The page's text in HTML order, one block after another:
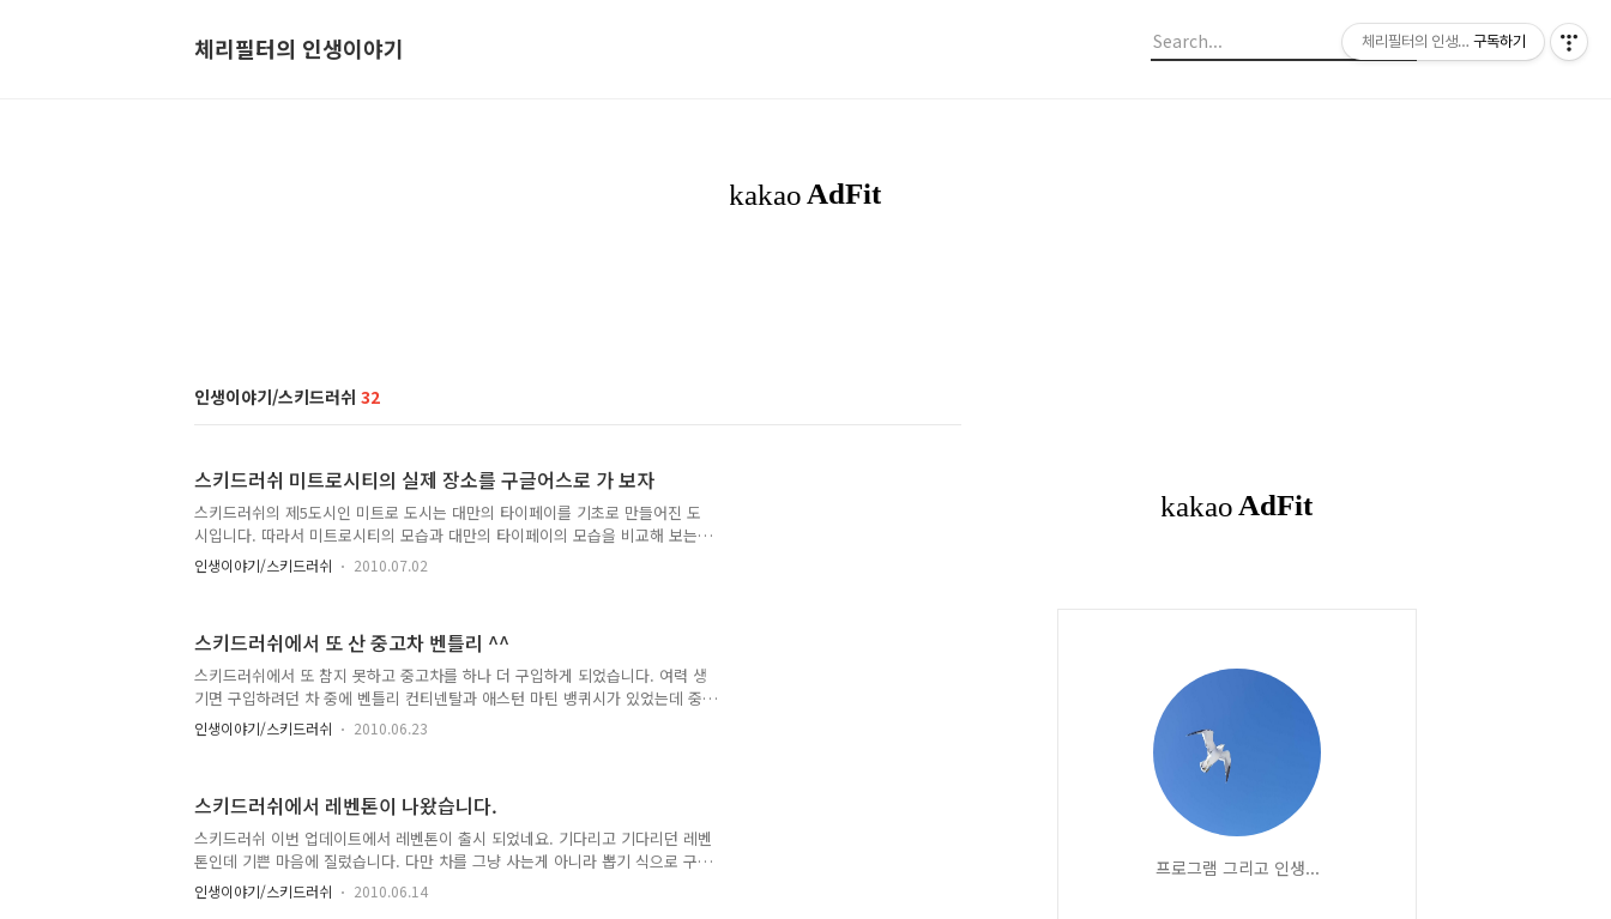
체리필터의 인생이야기
인생이야기/스키드러쉬 32
스키드러쉬 미트로시티의 실제 장소를 구글어스로 가 보자
스키드러쉬의 제5도시인 미트로 도시는 대만의 타이페이를 기초로 만들어진 도
시입니다. 따라서 미트로시티의 모습과 대만의 타이페이의 모습을 비교해 보는
것은 매우 흥미있는 일인 것 같습니다. 미트로 도시에서 찍은 스샷과 구글어스를
통해 보는 모습을 한번 비교해 보고 얼마나 정밀하게 만들어 졌는지 한번 확인해
2009/08/12 - [인생이야기/스키드러쉬] - 스키드러쉬 신도시 미트로 탐방기 - 2 1.
미트로시티 공항 (타이페이 공항) 먼저 공항입니다. 왼쪽 아래 미니맵에서 볼 수
있듯이 공항은 삼각형 부분에 위치해 있습니다. 구글 어스에..
인생이야기/스키드러쉬 2010.07.02
스키드러쉬에서 또 산 중고차 벤틀리 ^^
스키드러쉬에서 또 참지 못하고 중고차를 하나 더 구입하게 되었습니다. 여력 생
기면 구입하려던 차 중에 벤틀리 컨티넨탈과 애스턴 마틴 뱅퀴시가 있었는데 중
고차로 벤틀리가 나와서 덥썩 사게 되었네요 ^^ 그냥 몇장 스샷 찍어 봤습니다.
실제 벤틀리는 클래식한 면을 가지고 있으면서도 굉장히 고급스럽고 파워풀한
니더군요 ^^ 어째든 실제로는 타보기 힘든 차, 스키드러쉬에서라도 쉽게 탈 수
있으니 ^^
인생이야기/스키드러쉬 2010.06.23
스키드러쉬에서 레벤톤이 나왔습니다.
스키드러쉬 이번 업데이트에서 레벤톤이 출시 되었네요. 기다리고 기다리던 레벤
톤인데 기쁜 마음에 질렀습니다. 다만 차를 그냥 사는게 아니라 뽑기 식으로 구
입해야 되서 사행성이 -.-;; 아직 업글할 차는 아니라서 그냥 테스트로만 꾸며 봤
습니다. 디테일은 그런대로 괜찮게 나왔네요. 성능은 아직 잘 모르겠고 ^^ 좀 더
인생이야기/스키드러쉬 2010.06.14
프로그램 그리고 인생...
체리필터의 인생이야기구독하기